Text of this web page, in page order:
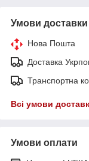
Умови доставки
Нова Пошта
Доставка
Транспортна
Всі умови
Умови оплати